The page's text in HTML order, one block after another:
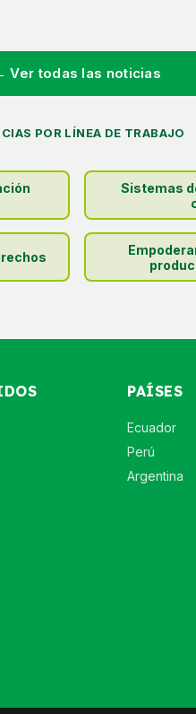
Ver todas las noticias
POR LÍNEA DE TRABAJO
Sistemas
PAÍSES
Ecuador
Perú
Argentina